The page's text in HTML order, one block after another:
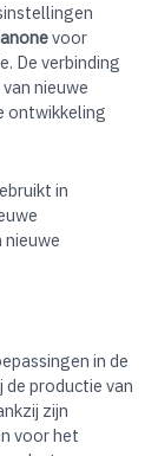
voor
De verbinding
nieuwe
ontwikkeling
in
nieuwe
in de
productie van
zijn
voor het